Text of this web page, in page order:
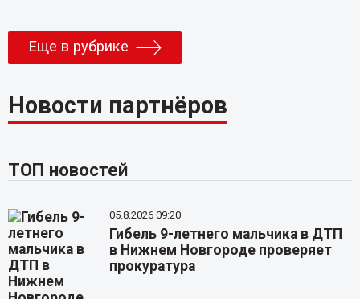
Еще в рубрике
Новости партнёров
ТОП новостей
05.8.2026 09:20
Гибель 9-летнего мальчика в ДТП
в Нижнем Новгороде проверяет
прокуратура